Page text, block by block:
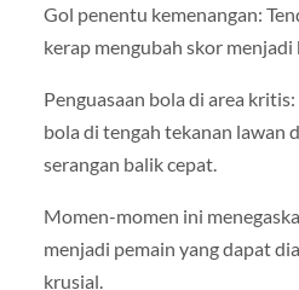
Gol penentu kemenangan:
kerap mengubah skor
Penguasaan bola di area
bola di tengah tekanan lawan
serangan balik cepat.
Momen-momen ini
menjadi pemain yang dapat
krusial.